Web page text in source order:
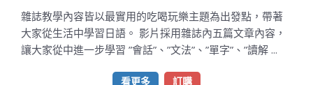
雜誌教學內容皆以最實用的吃喝玩樂主題為出發點，帶著
大家從生活中學習日語。 影片採用雜誌內五篇文章內容，
讓大家從中進一步學習 ”會話”、”文法”、”單字”、”讀解 ...
看更多 訂購